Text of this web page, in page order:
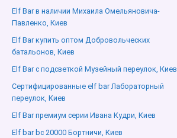
Elf Bar в наличии Михаила Омельяновича-
Павленко, Киев
Elf Bar купить оптом Добровольческих
батальонов, Киев
Elf Bar с подсветкой Музейный переулок, Киев
Сертифицированные elf bar Лабораторный
переулок, Киев
Elf Bar премиум серии Ивана Кудри, Киев
Elf bar bc 20000 Бортничи, Киев